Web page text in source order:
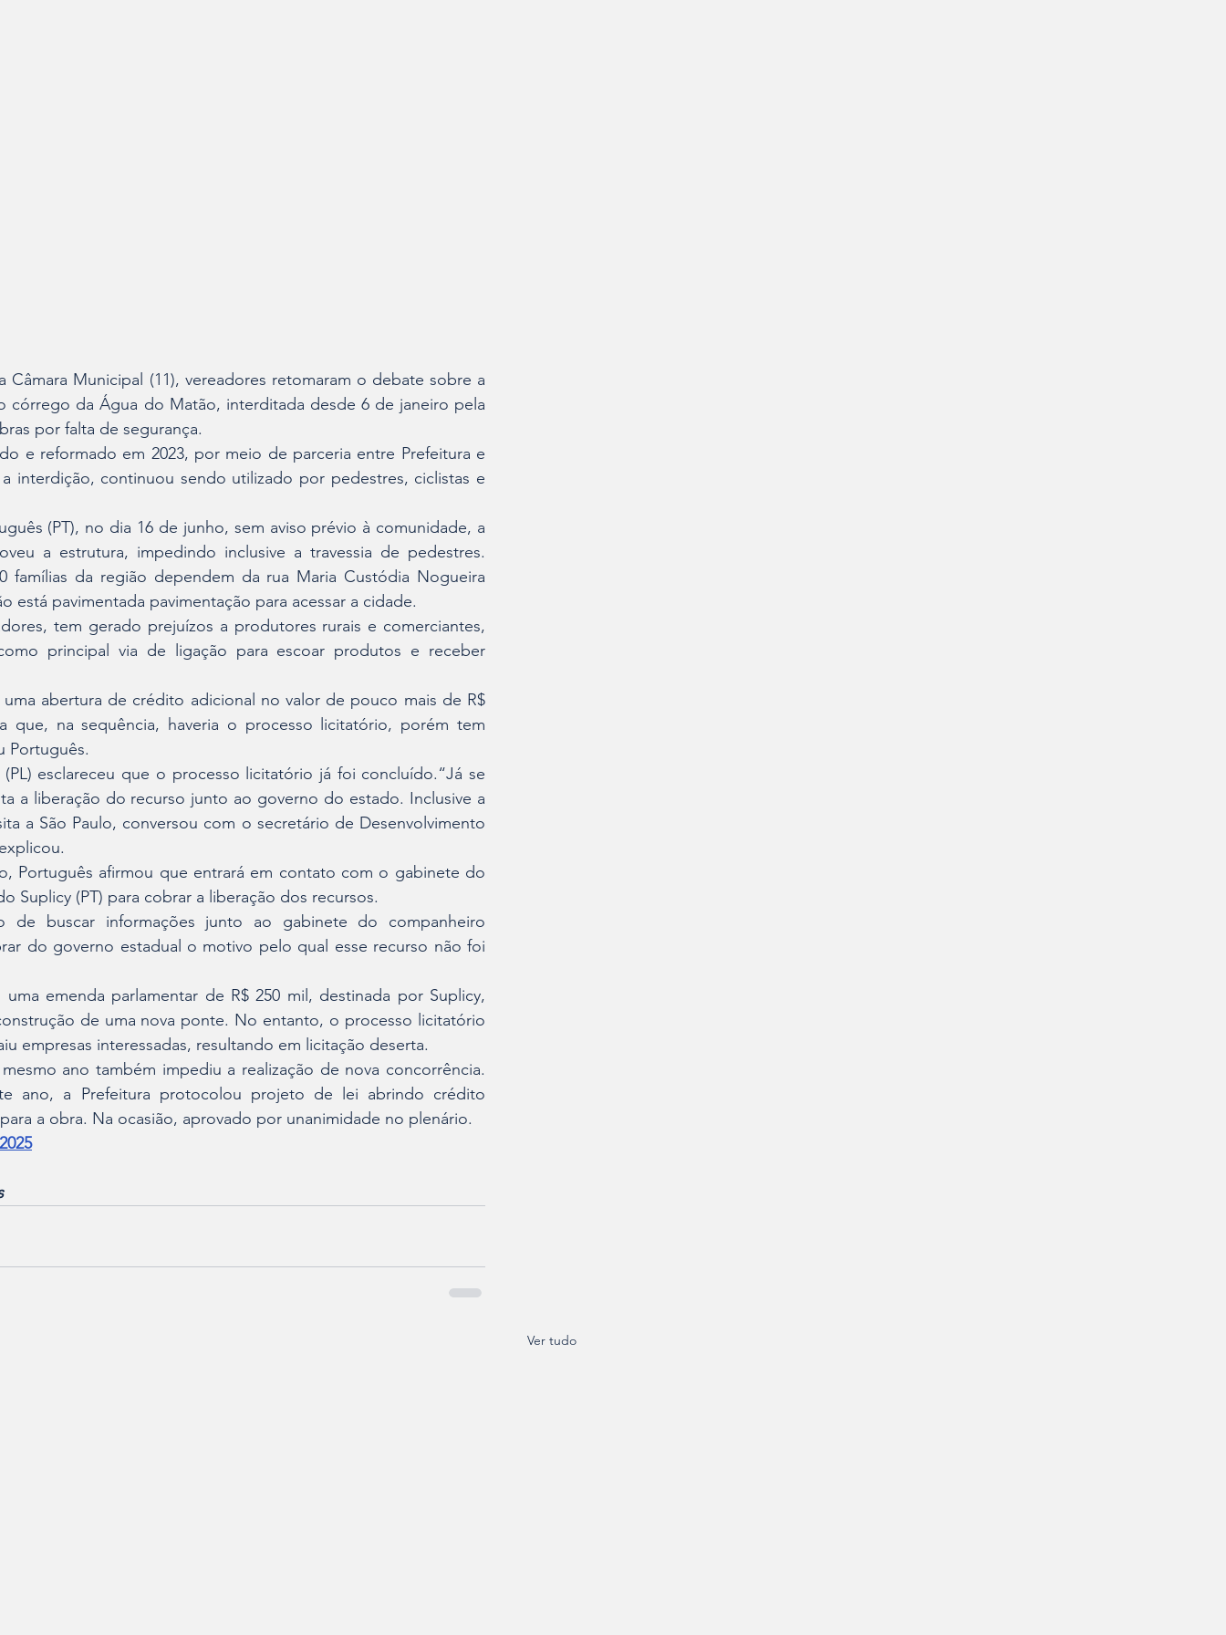
Câmara Municipal (11), vereadores retomaram o debate sobre a
córrego da Água do Matão, interditada desde 6 de janeiro pela
por falta de segurança.
e reformado em 2023, por meio de parceria entre Prefeitura e
interdição, continuou sendo utilizado por pedestres, ciclistas e
(PT), no dia 16 de junho, sem aviso prévio à comunidade, a
a estrutura, impedindo inclusive a travessia de pedestres.
famílias da região dependem da rua Maria Custódia Nogueira
está pavimentada pavimentação para acessar a cidade.
tem gerado prejuízos a produtores rurais e comerciantes,
principal via de ligação para escoar produtos e receber
uma abertura de crédito adicional no valor de pouco mais de R$
que, na sequência, haveria o processo licitatório, porém tem
Português.
esclareceu que o processo licitatório já foi concluído.“Já se
a liberação do recurso junto ao governo do estado. Inclusive a
a São Paulo, conversou com o secretário de Desenvolvimento
Português afirmou que entrará em contato com o gabinete do
Suplicy (PT) para cobrar a liberação dos recursos.
de buscar informações junto ao gabinete do companheiro
do governo estadual o motivo pelo qual esse recurso não foi
uma emenda parlamentar de R$ 250 mil, destinada por Suplicy,
de uma nova ponte. No entanto, o processo licitatório
empresas interessadas, resultando em licitação deserta.
ano também impediu a realização de nova concorrência.
ano, a Prefeitura protocolou projeto de lei abrindo crédito
a obra. Na ocasião, aprovado por unanimidade no plenário.
Ver tudo